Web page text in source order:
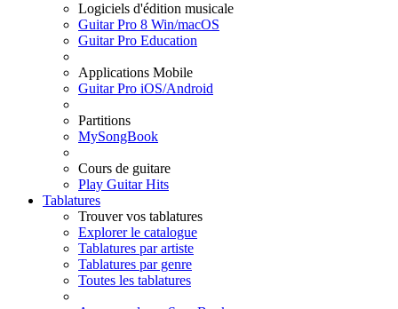
Logiciels d'édition musicale
Guitar Pro 8 Win/macOS
Guitar Pro Education
Applications Mobile
Guitar Pro iOS/Android
Partitions
MySongBook
Cours de guitare
Play Guitar Hits
Tablatures
Trouver vos tablatures
Explorer le catalogue
Tablatures par artiste
Tablatures par genre
Toutes les tablatures